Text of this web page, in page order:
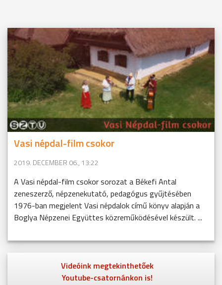
Vasi népdal-film csokor
2019. DECEMBER 06., 13:22
A Vasi népdal-film csokor sorozat a Békefi Antal
zeneszerző, népzenekutató, pedagógus gyűjtésében
1976-ban megjelent Vasi népdalok című könyv alapján a
Boglya Népzenei Együttes közreműködésével készült. ...
Videóink megtekinthetőek
Youtube-csatornánkon is!